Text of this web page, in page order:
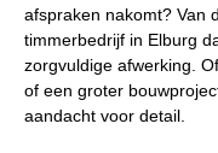
afspraken nakomt? Van
timmerbedrijf in Elburg
zorgvuldige afwerking.
of een groter
aandacht voor detail.